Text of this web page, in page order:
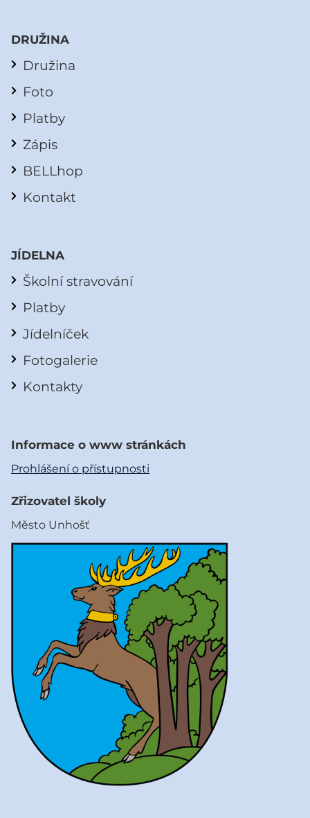
DRUŽINA
Družina
Foto
Platby
Zápis
BELLhop
Kontakt
JÍDELNA
Školní stravování
Platby
Jídelníček
Fotogalerie
Kontakty
Informace o www stránkách
Prohlášení o přístupnosti
Zřizovatel školy
Město Unhošť